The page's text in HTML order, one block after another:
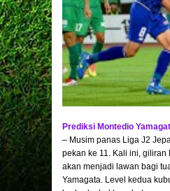
Prediksi Montedio
– Musim panas Liga J2
pekan ke 11. Kali ini, giliran
akan menjadi lawan bagi
Yamagata. Level kedua